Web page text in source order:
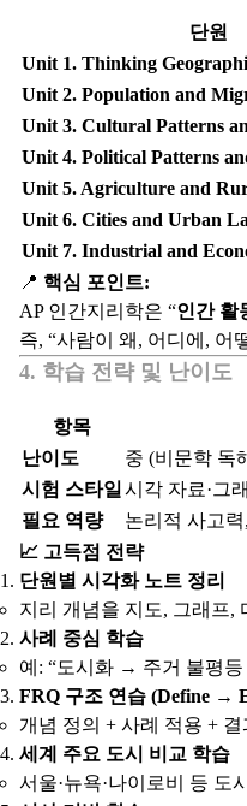
단원
Unit 1. Thinking
Unit 2. Population and
Unit 3. Cultural Patterns
Unit 4. Political Patterns
Unit 5. Agriculture and
Unit 6. Cities and Urban
Unit 7. Industrial and
📍 핵심 포인트:
AP 인간지리학은 “인간 활
즉, “사람이 왜, 어디에, 어
4. 학습 전략 및 난이도
항목
난이도
중 (비문학 독
시험 스타일 시각 자료·그
필요 역량
논리적 사고
📈 고득점 전략
단원별 시각화 노트 정리
지리 개념을 지도, 그래프,
사례 중심 학습
예: “도시화 → 주거 불평
FRQ 구조 연습 (Define →
개념 정의 + 사례 적용 + 결
세계 주요 도시 비교 학습
서울·뉴욕·나이로비 등 도